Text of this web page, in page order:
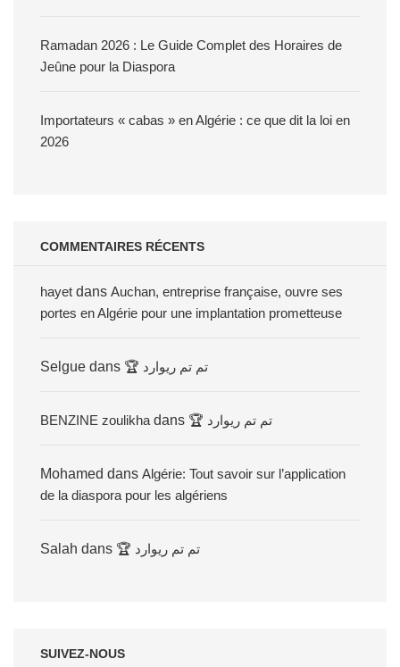
Ramadan 2026 : Le Guide Complet des Horaires de
Jeûne pour la Diaspora
Importateurs « cabas » en Algérie : ce que dit la loi en
2026
COMMENTAIRES RÉCENTS
hayet dans Auchan, entreprise française, ouvre ses
portes en Algérie pour une implantation prometteuse
Selgue dans 🏆 تم تم ريوارد
BENZINE zoulikha dans 🏆 تم تم ريوارد
Mohamed dans Algérie: Tout savoir sur l’application
de la diaspora pour les algériens
Salah dans 🏆 تم تم ريوارد
SUIVEZ-NOUS